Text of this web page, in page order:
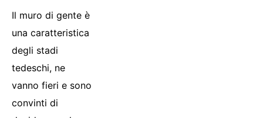
Il muro di gente è
una caratteristica
degli stadi
tedeschi, ne
vanno fieri e sono
convinti di